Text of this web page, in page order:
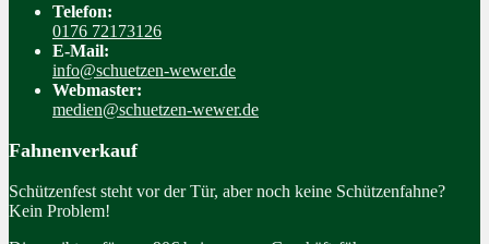
Telefon:
0176 72173126
E-Mail:
info@schuetzen-wewer.de
Webmaster:
medien@schuetzen-wewer.de
Fahnenverkauf
Schützenfest steht vor der Tür, aber noch keine Schützenfahne?
Kein Problem!